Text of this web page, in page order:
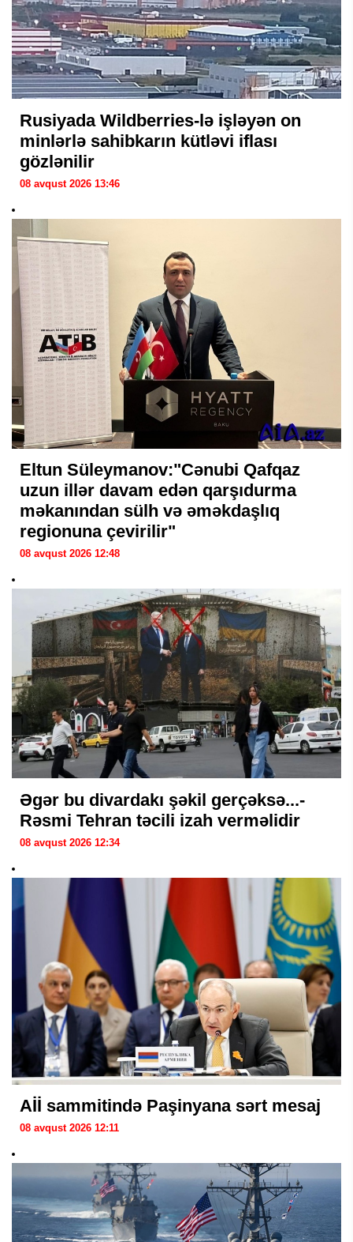
Rusiyada Wildberries-lə işləyən on
minlərlə sahibkarın kütləvi iflası
gözlənilir
08 avqust 2026 13:46
Eltun Süleymanov:"Cənubi Qafqaz
uzun illər davam edən qarşıdurma
məkanından sülh və əməkdaşlıq
regionuna çevirilir"
08 avqust 2026 12:48
Əgər bu divardakı şəkil gerçəksə...-
Rəsmi Tehran təcili izah verməlidir
08 avqust 2026 12:34
Aİİ sammitində Paşinyana sərt mesaj
08 avqust 2026 12:11